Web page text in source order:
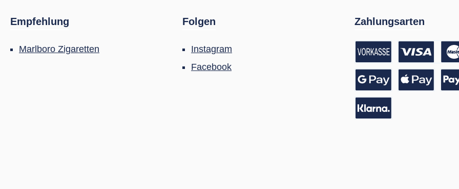
Empfehlung
Marlboro Zigaretten
Folgen
Instagram
Facebook
Zahlungsarten
Vorkasse /Kreditkarte
Google Pay